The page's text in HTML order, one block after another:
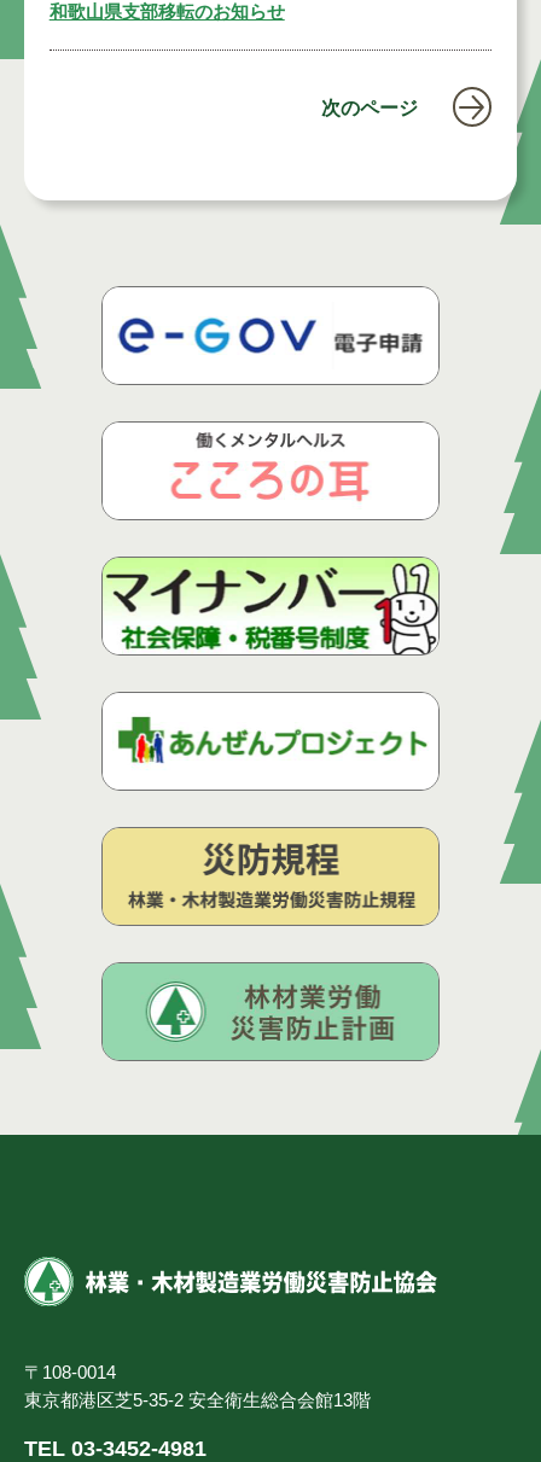
和歌山県支部移転のお知らせ
次のページ
〒108-0014
東京都港区芝5-35-2 安全衛生総合会館13階
TEL 03-3452-4981